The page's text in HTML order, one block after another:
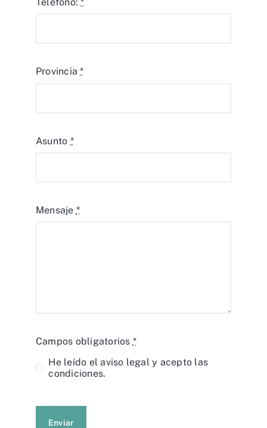
Provincia*
Asunto *
Mensaje *
Campos obligatorios *
He leído elaviso legal y acepto las
condiciones.
Enviar